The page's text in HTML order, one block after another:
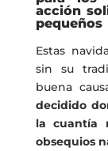
acción
pequeños
Estas
sin su
buena
decidido
la cuantía
obsequios